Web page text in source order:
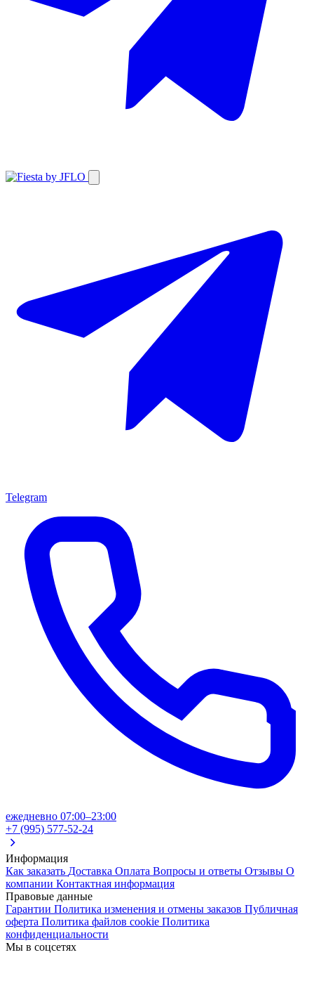
Telegram
ежедневно 07:00–23:00
+7 (995) 577-52-24
Информация
Как заказать Доставка Оплата Вопросы и ответы Отзывы О
компании Контактная информация
Правовые данные
Гарантии Политика изменения и отмены заказов Публичная
оферта Политика файлов cookie Политика
конфиденциальности
Мы в соцсетях